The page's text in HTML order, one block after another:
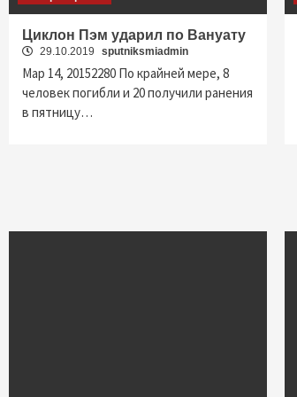
Циклон Пэм ударил по Вануату
29.10.2019 sputniksmiadmin
Мар 14, 20152280 По крайней мере, 8
человек погибли и 20 получили ранения
в пятницу…